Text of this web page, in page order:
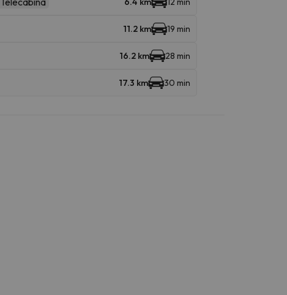
11.2 km 19 min
16.2 km 28 min
17.3 km 30 min